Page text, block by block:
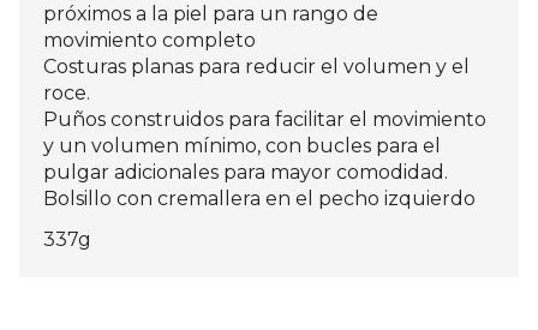
próximos a la piel para un rango de
movimiento completo
Costuras planas para reducir el volumen y el
roce.
Puños construidos para facilitar el movimiento
y un volumen mínimo, con bucles para el
pulgar adicionales para mayor comodidad.
Bolsillo con cremallera en el pecho izquierdo
337g